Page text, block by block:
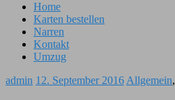
Home
Karten bestellen
Narren
Kontakt
Umzug
admin 12. September 2016Allgemein,